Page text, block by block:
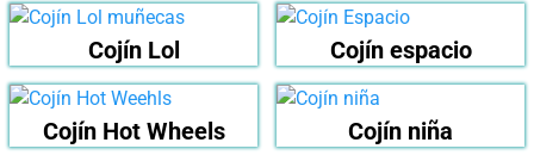
Cojín Lol Cojín espacio
Cojín Hot Wheels Cojín niña